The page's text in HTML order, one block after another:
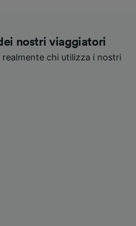
nostri viaggiatori
realmente chi utilizza i nostri